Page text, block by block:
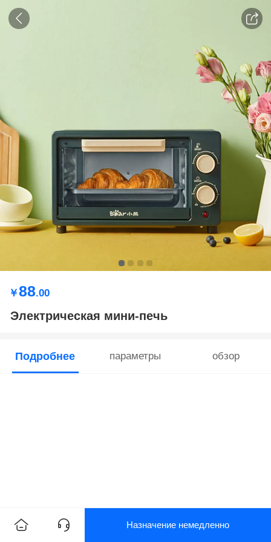
￥88.00
Электрическая мини-печь
Подробнее параметры обзор
Назначение немедленно